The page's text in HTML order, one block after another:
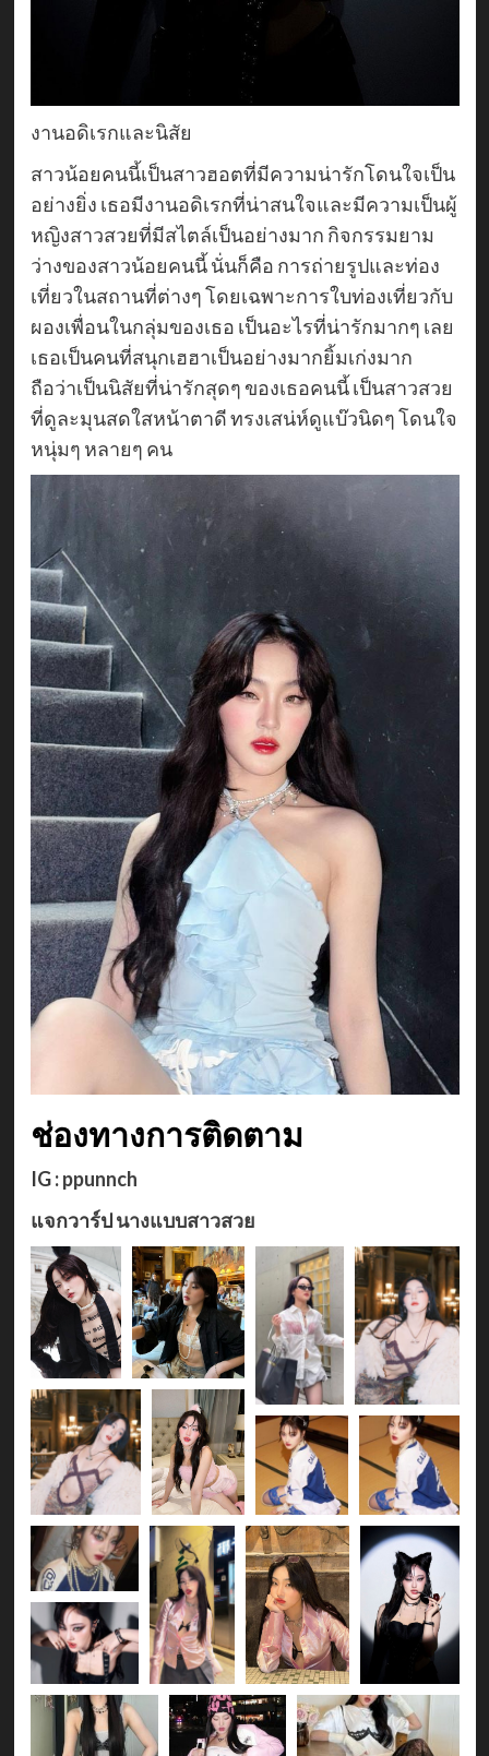
งานอดิเรกและนิสัย
สาวน้อยคนนี้เป็นสาวฮอตที่มีความน่ารักโดนใจเป็น
อย่างยิ่ง เธอมีงานอดิเรกที่น่าสนใจและมีความเป็นผู้
หญิงสาวสวยที่มีสไตล์เป็นอย่างมาก กิจกรรมยาม
ว่างของสาวน้อยคนนี้ นั่นก็คือ การถ่ายรูปและท่อง
เที่ยวในสถานที่ต่างๆ โดยเฉพาะการใบท่องเที่ยวกับ
ผองเพื่อนในกลุ่มของเธอ เป็นอะไรที่น่ารักมากๆ เลย
เธอเป็นคนที่สนุกเฮฮาเป็นอย่างมากยิ้มเก่งมาก
ถือว่าเป็นนิสัยที่น่ารักสุดๆ ของเธอคนนี้ เป็นสาวสวย
ที่ดูละมุนสดใสหน้าตาดี ทรงเสน่ห์ดูแบ๊วนิดๆ โดนใจ
หนุ่มๆ หลายๆ คน
ช่องทางการติดตาม
IG :ppunnch
แจกวาร์ปนางแบบสาวสวย